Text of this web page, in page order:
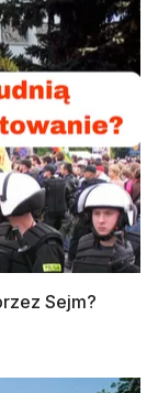
Sejm?